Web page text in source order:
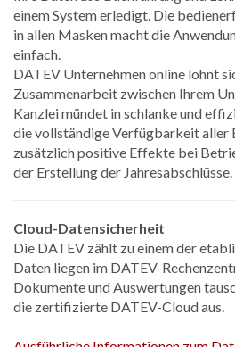
einem System erledigt. Die
in allen Masken macht die
einfach.
DATEV Unternehmen online lohnt
Zusammenarbeit zwischen Ihrem
Kanzlei mündet in schlanke und
die vollständige Verfügbarkeit aller
zusätzlich positive Effekte bei
der Erstellung der Jahresabschlüsse.
Cloud-Datensicherheit
Die DATEV zählt zu einem der
Daten liegen im DATEV-
Dokumente und Auswertungen
die zertifizierte DATEV-Cloud aus.